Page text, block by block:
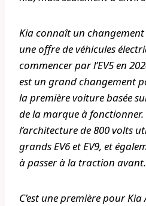
Kia connaît un
une offre de véhicules
commencer par l’EV5 en
est un grand changement
la première voiture basée
de la marque à
l’architecture de 800 volts
grands EV6 et EV9, et
à passer à la traction avant.
C’est une première pour Kia